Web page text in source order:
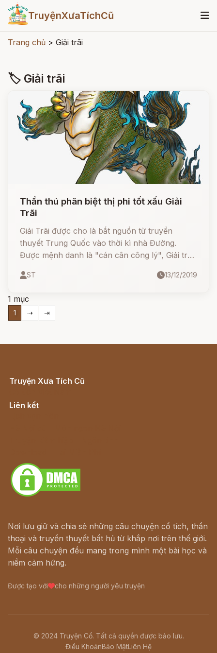
TruyệnXưaTíchCũ
Trang chủ > Giải trãi
🏷 Giải trãi
Thần thú phân biệt thị phi tốt xấu Giải
Trãi
Giải Trãi được cho là bắt nguồn từ truyền
thuyết Trung Quốc vào thời kì nhà Đường.
Được mệnh danh là "cán cân công lý", Giải trãi
dê và kỳ lân đến từ rừng già cũng có 1 số phiên
ST 13/12/2019
1 mục
1 ⇢ ⇥
Truyện Xưa Tích Cũ
Liên kết
Nơi lưu giữ và chia sẻ những câu chuyện cổ tích, thần
thoại và truyền thuyết bất hủ từ khắp nơi trên thế giới.
Mỗi câu chuyện đều mang trong mình một bài học và
niềm cảm hứng.
Được tạo với cho những người yêu truyện
© 2024 Truyện Cổ. Tất cả quyền được bảo lưu.
Điều KhoảnBảo MậtLiên Hệ